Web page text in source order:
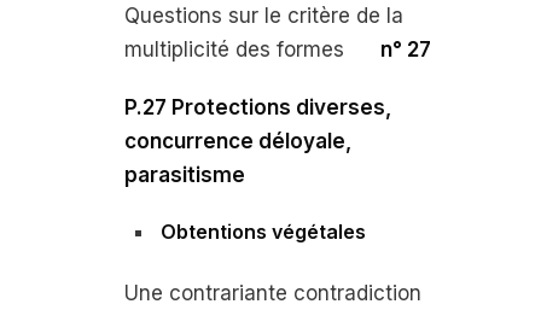
Questions sur le critère de la
multiplicité des formes
n° 27
P.27 Protections diverses,
concurrence déloyale,
parasitisme
Obtentions végétales
Une contrariante contradiction